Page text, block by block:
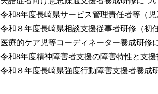
令和8年度長崎県サービス管理責任者等（
令和８年度長崎県相談支援従事者研修（初
医療的ケア児等コーディネーター養成研修
令和8年度精神障害者支援の障害特性と支
令和８年度長崎県強度行動障害支援者養成
公式SNS